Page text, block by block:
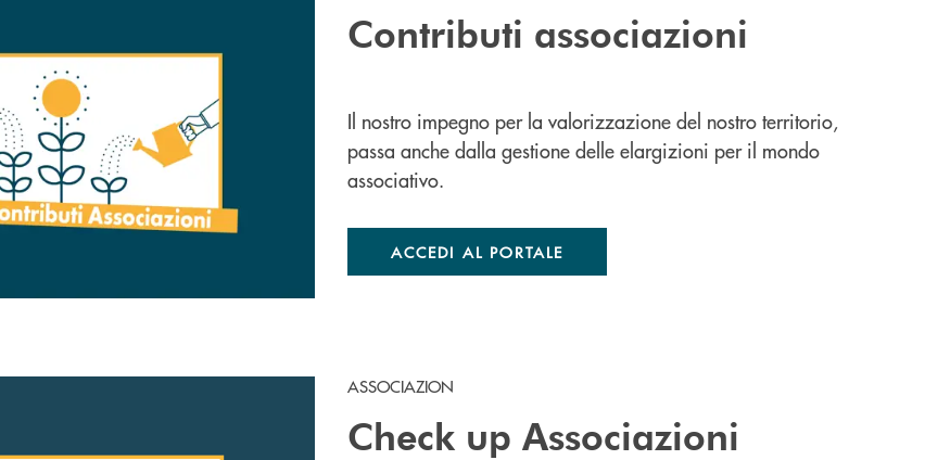
Contributi associazioni
Il nostro impegno per la valorizzazione del nostro territorio,
passa anche dalla gestione delle elargizioni per il mondo
associativo.
ACCEDI AL PORTALE
ASSOCIAZION
Check up Associazioni